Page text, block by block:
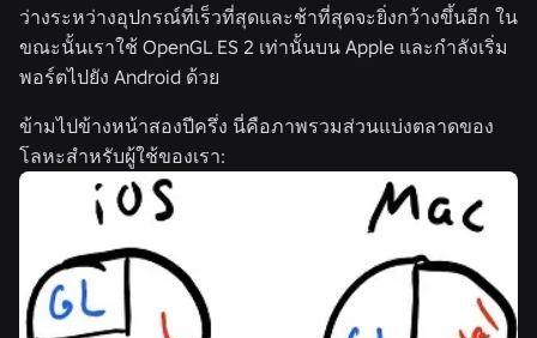
ว่างระหว่างอุปกรณ์ที่เร็วที่สุดและช้าที่สุดจะยิ่งกว้างขึ้นอีก ใน
ขณะนั้นเราใช้ OpenGL ES 2 เท่านั้นบน Apple และกำลังเริ่ม
พอร์ตไปยัง Android ด้วย
ข้ามไปข้างหน้าสองปีครึ่ง นี่คือภาพรวมส่วนแบ่งตลาดของ
โลหะสำหรับผู้ใช้ของเรา: